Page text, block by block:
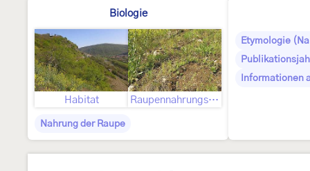
Biologie
Habitat Raupennahrungspflanze
Nahrung der Raupe
Etymologie
Informationen